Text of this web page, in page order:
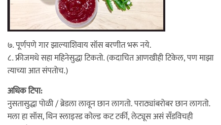
७. पूर्णपणे गार झाल्याशिवाय सॉस बरणीत भरू नये.
८. फ्रीजमधे सहा महिनेसुद्धा टिकतो. (कदाचित आणखीही टिकेल, पण माझा
त्याच्या आत संपतोच.)
अधिक टिपा:
नुसतासुद्धा पोळी / ब्रेडला लावून छान लागतो. पराठ्यांबरोबर छान लागतो.
मला हा सॉस, थिन स्लाइस्ड कोल्ड कट टर्की, लेट्यूस असं सँडविचही